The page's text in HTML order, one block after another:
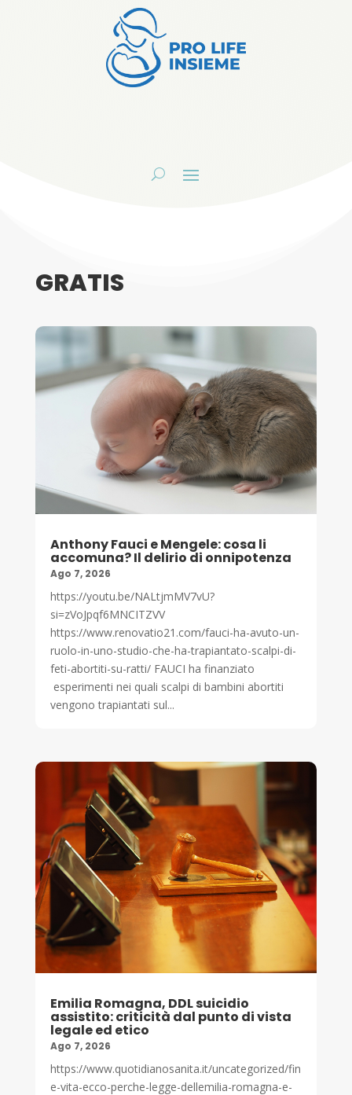
GRATIS
Anthony Fauci e Mengele: cosa li
accomuna? Il delirio di onnipotenza
Ago 7, 2026
https://youtu.be/NALtjmMV7vU?
si=zVoJpqf6MNCITZVV
https://www.renovatio21.com/fauci-ha-avuto-un-
ruolo-in-uno-studio-che-ha-trapiantato-scalpi-di-
feti-abortiti-su-ratti/ FAUCI ha finanziato
esperimenti nei quali scalpi di bambini abortiti
vengono trapiantati sul...
Emilia Romagna, DDL suicidio
assistito: criticità dal punto di vista
legale ed etico
Ago 7, 2026
https://www.quotidianosanita.it/uncategorized/fin
e-vita-ecco-perche-legge-dellemilia-romagna-e-